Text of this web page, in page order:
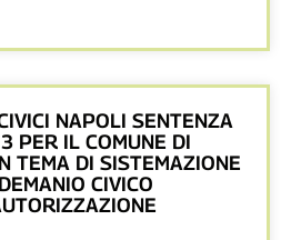
NAPOLI SENTENZA
PER IL COMUNE DI
TEMA DI SISTEMAZIONE
CIVICO